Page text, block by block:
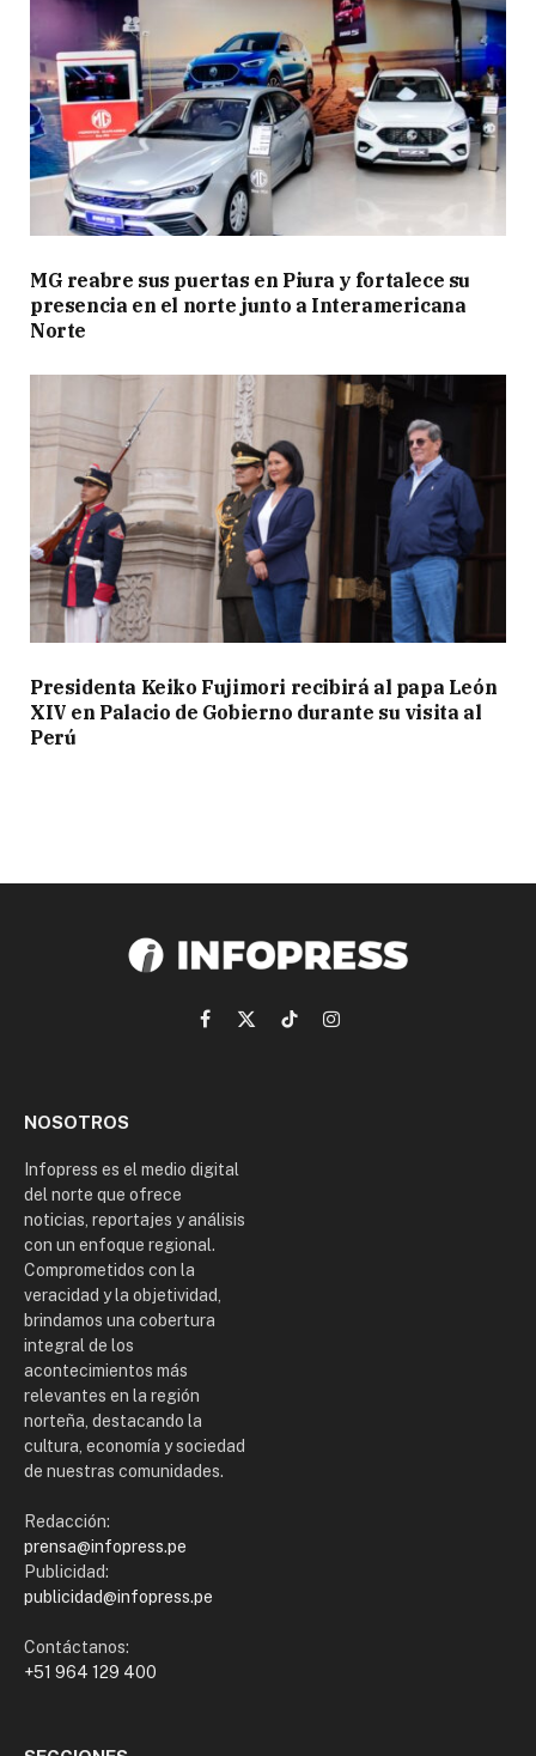
MG reabre sus puertas en Piura y fortalece su
presencia en el norte junto a Interamericana
Norte
Presidenta Keiko Fujimori recibirá al papa León
XIV en Palacio de Gobierno durante su visita al
Perú
Facebook
X
TikTokInstagram
NOSOTROS
Infopress es el medio digital
del norte que ofrece
noticias, reportajes y análisis
con un enfoque regional.
Comprometidos con la
veracidad y la objetividad,
brindamos una cobertura
integral de los
acontecimientos más
relevantes en la región
norteña, destacando la
cultura, economía y sociedad
de nuestras comunidades.
Redacción:
prensa@infopress.pe
Publicidad:
publicidad@infopress.pe
Contáctanos:
+51 964 129 400